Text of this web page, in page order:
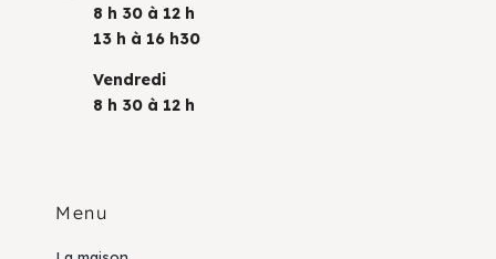
8 h 30 à 12 h
13 h à 16 h30
Vendredi
8 h 30 à 12 h
Menu